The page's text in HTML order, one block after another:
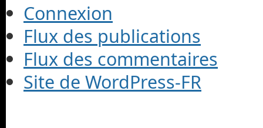
Connexion
Flux des publications
Flux des commentaires
Site de WordPress-FR